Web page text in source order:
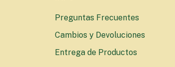
Preguntas Frecuentes
Cambios y Devoluciones
Entrega de Productos